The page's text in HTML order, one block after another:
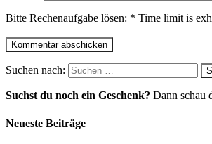
Bitte Rechenaufgabe lösen: * Time limit is
Suchen nach:
Suchst du noch ein Geschenk? Dann schau
Neueste Beiträge